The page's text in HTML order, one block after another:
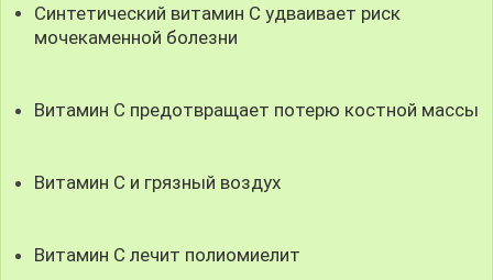
Синтетический витамин С удваивает риск
мочекаменной болезни
Витамин C предотвращает потерю костной массы
Витамин C и грязный воздух
Витамин C лечит полиомиелит